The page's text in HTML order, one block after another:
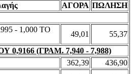
ΑΓΟΡΑ ΠΩΛΗΣΗ
- 1,000 ΤΟ
49,01
55,37
0,9166 (ΓΡΑΜ. 7,940 - 7,988)
362,39
436,90